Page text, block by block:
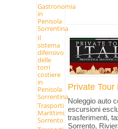
Gastronomia
in
Penisola
Sorrentina
Il
sistema
difensivo
delle
torri
costiere
in
Penisola
Sorrentina
Trasporti
Marittimi
Sorrento
Private Tour
Noleggio auto
escursioni
trasferimenti,
Sorrento,